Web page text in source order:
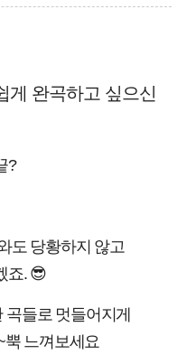
게 완곡하고 싶으신
?
도 당황하지 않고
죠. 😎
들로 멋들어지게
뿍 느껴보세요